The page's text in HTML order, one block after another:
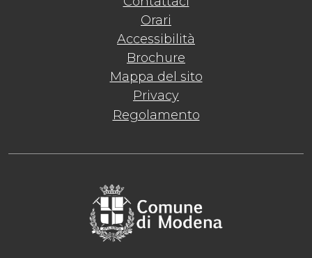
Orari
Accessibilità
Brochure
Mappa del sito
Privacy
Regolamento